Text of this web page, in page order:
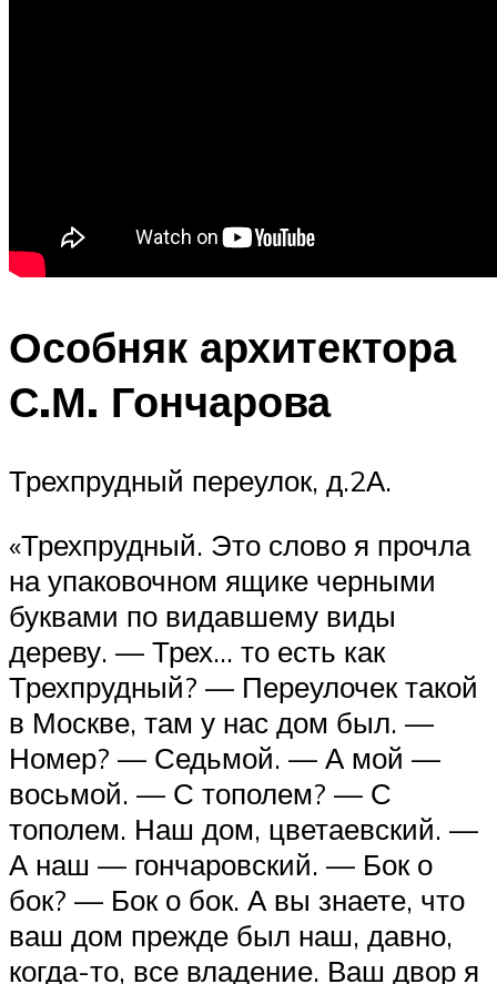
Особняк архитектора
С.М. Гончарова
Трехпрудный переулок, д.2А.
«Трехпрудный. Это слово я прочла
на упаковочном ящике черными
буквами по видавшему виды
дереву. — Трех… то есть как
Трехпрудный? — Переулочек такой
в Москве, там у нас дом был. —
Номер? — Седьмой. — А мой —
восьмой. — С тополем? — С
тополем. Наш дом, цветаевский. —
А наш — гончаровский. — Бок о
бок? — Бок о бок. А вы знаете, что
ваш дом прежде был наш, давно,
когда-то, все владение. Ваш двор я